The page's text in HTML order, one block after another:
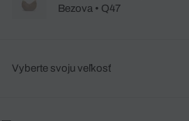
Bezova • Q47
Vyberte svoju veľkosť